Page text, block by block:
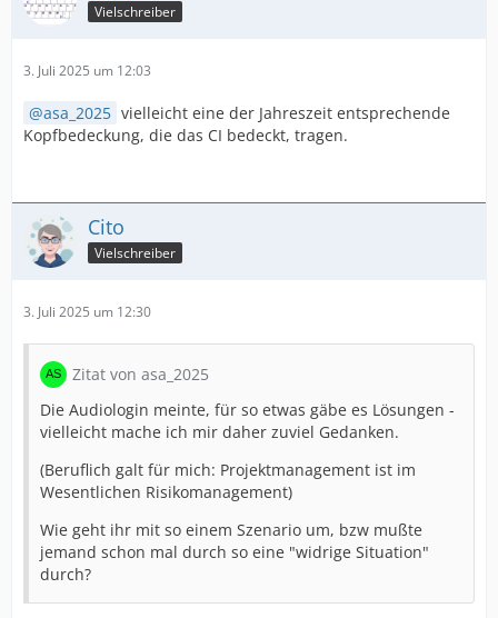
Vielschreiber
3. Juli 2025 um 12:03
asa_2025 vielleicht eine der Jahreszeit entsprechende
Kopfbedeckung, die das CI bedeckt, tragen.
Cito
Vielschreiber
3. Juli 2025 um 12:30
Zitat von asa_2025
Die Audiologin meinte, für so etwas gäbe es Lösungen -
vielleicht mache ich mir daher zuviel Gedanken.
(Beruflich galt für mich: Projektmanagement ist im
Wesentlichen Risikomanagement)
Wie geht ihr mit so einem Szenario um, bzw mußte
jemand schon mal durch so eine "widrige Situation"
durch?